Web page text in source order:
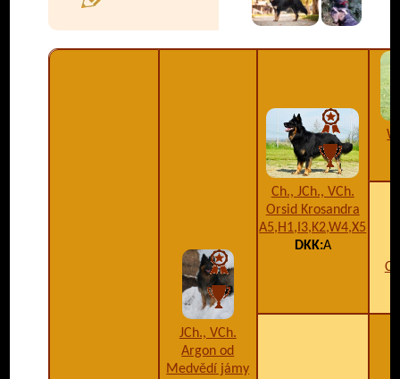
JCh., VCh.
Argon od
Medvědí jámy
Ch., JCh., VCh.
Orsid Krosandra
A5,H1,I3,K2,W4,X5
DKK:A